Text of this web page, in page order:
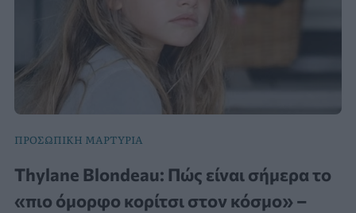
ΠΡΟΣΩΠΙΚΗ ΜΑΡΤΥΡΙΑ
Thylane Blondeau: Πώς είναι σήμερα το
«πιο όμορφο κορίτσι στον κόσμο» –